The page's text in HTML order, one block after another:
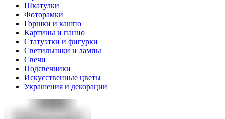
Шкатулки
Фоторамки
Горшки и кашпо
Картины и панно
Статуэтки и фигурки
Светильники и лампы
Свечи
Подсвечники
Искусственные цветы
Украшения и декорации